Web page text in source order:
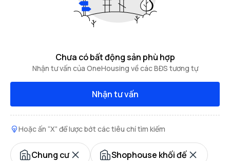
Chưa có bất động sản phù hợp
Nhận tư vấn của OneHousing về các BĐS tương tự
Nhận tư vấn
Hoặc ấn “X” để lược bớt các tiêu chí tìm kiếm
Chung cư Shophouse khối đế